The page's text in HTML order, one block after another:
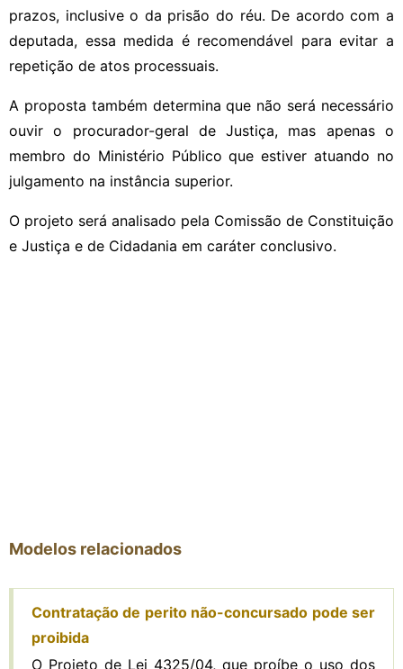
prazos, inclusive o da prisão do réu. De acordo com a
deputada, essa medida é recomendável para evitar a
repetição de atos processuais.
A proposta também determina que não será necessário
ouvir o procurador-geral de Justiça, mas apenas o
membro do Ministério Público que estiver atuando no
julgamento na instância superior.
O projeto será analisado pela Comissão de Constituição
e Justiça e de Cidadania em caráter conclusivo.
Modelos relacionados
Contratação de perito não-concursado pode ser
proibida
O Projeto de Lei 4325/04, que proíbe o uso dos